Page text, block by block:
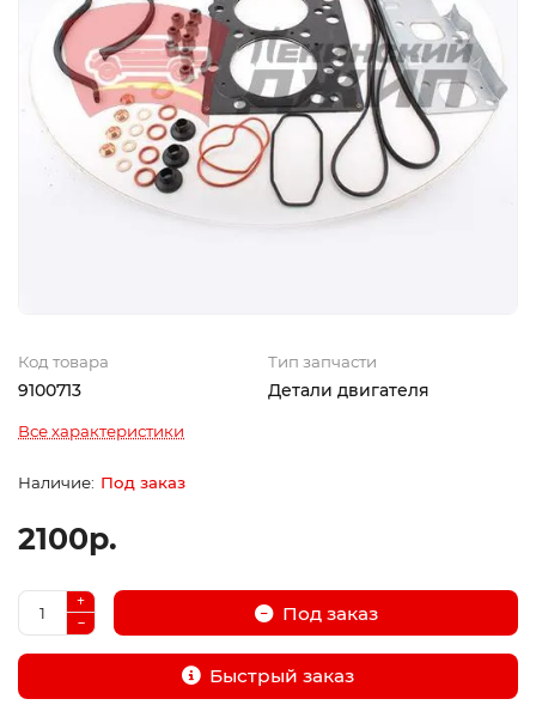
Код товара
9100713
Тип запчасти
Детали двигателя
Все характеристики
Под заказ
2100р.
Под заказ
Быстрый заказ